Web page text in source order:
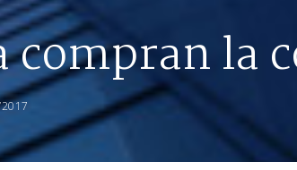
compran la